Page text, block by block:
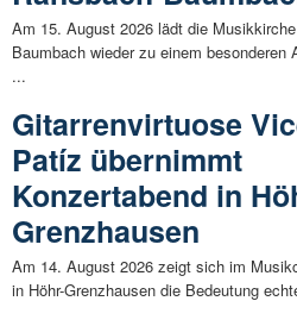
Am 15. August 2026 lädt die
Baumbach wieder zu einem besonderen
...
Gitarrenvirtuose
Patíz übernimmt
Konzertabend in
Grenzhausen
Am 14. August 2026 zeigt sich im
in Höhr-Grenzhausen die Bedeutung